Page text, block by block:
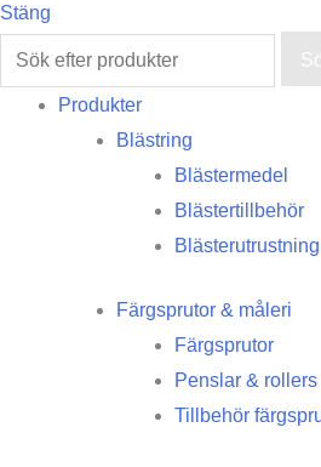
Stäng
Produkter
Blästring
Blästermedel
Blästertillbehör
Blästerutrustning
Färgsprutor & måleri
Färgsprutor
Penslar & rollers
Tillbehör